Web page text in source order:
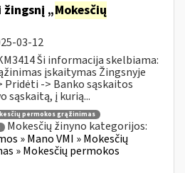
„Mokesčių
03-12
Ši informacija skelbiama:
įskaitymas Žingsnyje
Pridėti -> Banko sąskaitos
sąskaitą, į kurią...
permokos grąžinimas
Mokesčių žinyno kategorijos:
» Mano VMI » Mokesčių
» Mokesčių permokos